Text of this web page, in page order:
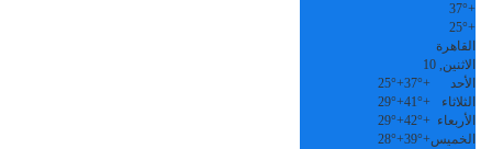
+
37°
+
25°
القاهرة
الاثنين, 10
الأحد
+
37°
+
25°
الثلاثاء
+
41°
+
29°
الأربعاء +
42°
+
29°
الخميس+
39°
+
28°